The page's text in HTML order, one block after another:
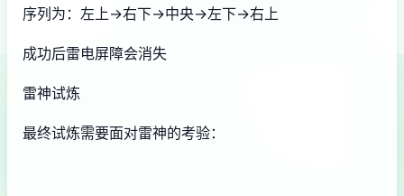
序列为：左上→右下→中央→左下→右上
成功后雷电屏障会消失
雷神试炼
最终试炼需要面对雷神的考验：